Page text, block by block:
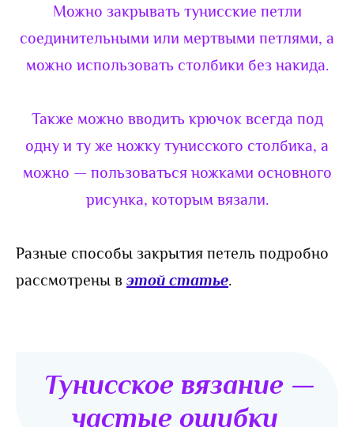
Можно закрывать тунисские петли
соединительными или мертвыми петлями, а
можно использовать столбики без накида.
Также можно вводить крючок всегда под
одну и ту же ножку тунисского столбика, а
можно — пользоваться ножками основного
рисунка, которым вязали.
Разные способы закрытия петель подробно
рассмотрены в этой статье.
Тунисское вязание —
частые ошибки